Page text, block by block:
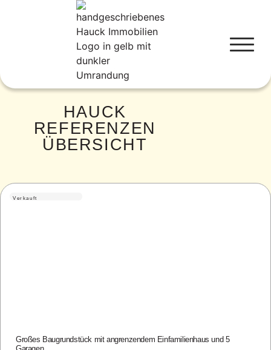
HAUCK
REFERENZEN
ÜBERSICHT
Verkauft
Großes Baugrundstück mit angrenzendem Einfamilienhaus und 5